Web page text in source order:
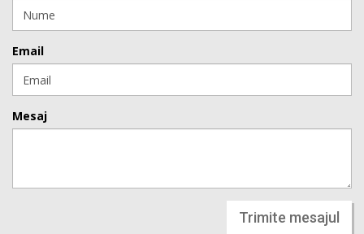
Email
Mesaj
Trimite mesajul